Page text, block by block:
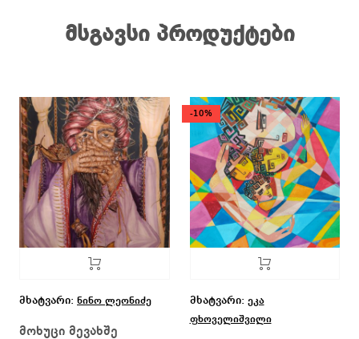
მსგავსი პროდუქტები
მხატვარი: ნინო ლეონიძე
მოხუცი მევახშე
-10%
მხატვარი: ეკა
ფხოველიშვილი